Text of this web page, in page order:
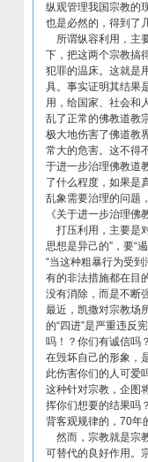
纵观管理我国宗教的
也是必然的，得到了
所谓纵容利用，主
下，把这两个宗教搞
犯罪的温床。这就是
具。事实证明其结果
用，给国家、社会和
乱了正常的佛教道教
极大地伤害了佛道教
常大的危害。这不得
于进一步治理佛教道
了什么程度，如果是
乱象需要治理的问题
《关于进一步治理佛
打压利用，主要是
思想是异己的”，要“
“当这种粗暴行为受
有的非法措施都在目
没有消除，而是不断
最近，凯撒对宗教场
的“四进”是严重违反
吗！？你们有诚信吗
在毁坏自己的形象，
此伤害你们的人可爱
这种针对宗教，企图
挥你们想要的结果吗
背客观规律的，70年
然而，宗教就是宗
可替代的良好作用。